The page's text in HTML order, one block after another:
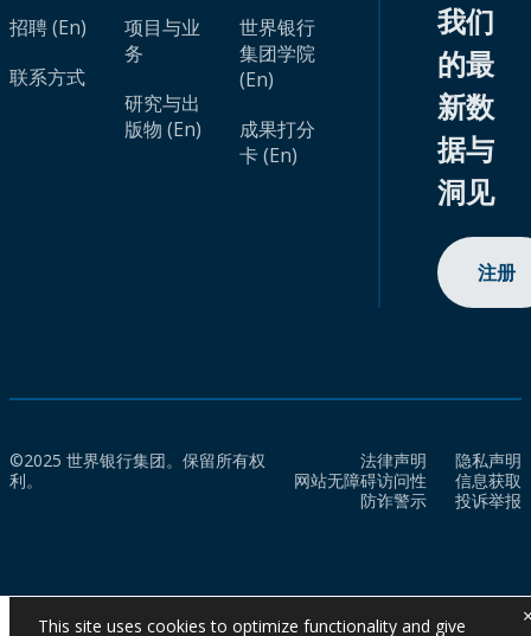
招聘 (En)
联系方式
项目与业
务
研究与出
版物 (En)
世界银行
集团学院
(En)
成果打分
卡 (En)
我们
的最
新数
据与
洞见
注册
©2025 世界银行集团。保留所有权
利。
法律声明
隐私声明
网站无障碍访问性
信息获取
防诈警示
投诉举报
This site uses cookies to optimize functionality and give